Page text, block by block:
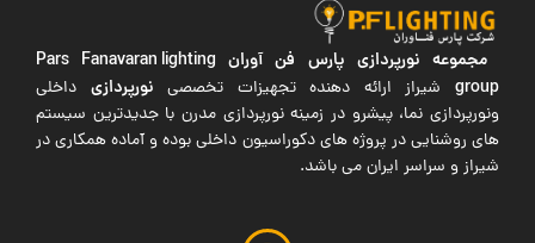
مجموعه نورپردازی پارس فن آوران Pars Fanavaran lighting
groupشیراز ارائه دهنده تجهیزات تخصصی نورپردازی داخلی
ونورپردازی نما، پیشرو در زمینه نورپردازی مدرن با جدیدترین سیستم
های روشنایی در پروژه های دکوراسیون داخلی بوده و آماده همکاری در
شیراز و سراسر ایران می باشد.